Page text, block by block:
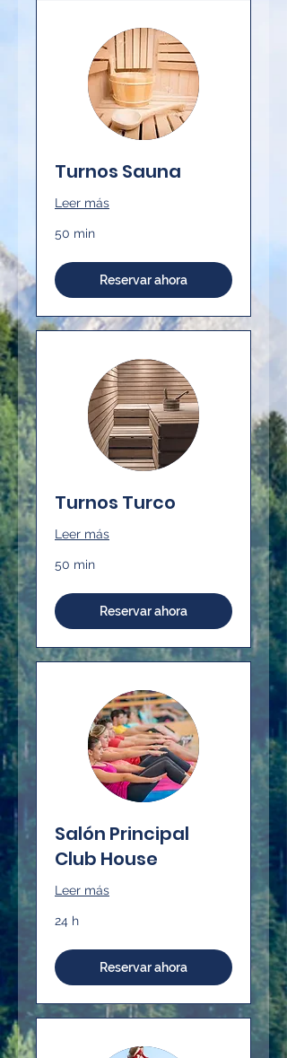
Turnos Sauna
Leer más
50 min
Reservar ahora
Turnos Turco
Leer más
50 min
Reservar ahora
Salón Principal
Club House
Leer más
24 h
Reservar ahora